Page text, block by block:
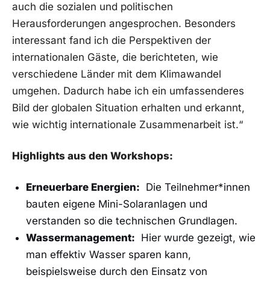
auch die sozialen und politischen
Herausforderungen angesprochen. Besonders
interessant fand ich⁣ die Perspektiven der
internationalen Gäste, die berichteten, wie
verschiedene Länder mit dem Klimawandel
umgehen. Dadurch habe ich ein umfassenderes⁤
Bild der globalen Situation erhalten und erkannt,
⁢wie wichtig internationale​ Zusammenarbeit ist.“
Highlights aus den⁢ Workshops:
Erneuerbare Energien: ‌ Die Teilnehmer*innen
bauten eigene Mini-Solaranlagen​ und
verstanden so die technischen Grundlagen.
Wassermanagement: ‌ Hier wurde gezeigt, wie
man effektiv Wasser sparen⁤ kann,‍
beispielsweise ‌durch den Einsatz von